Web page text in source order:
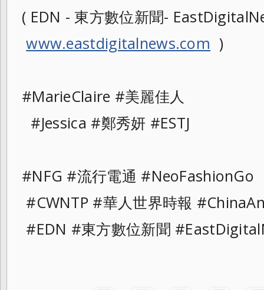
( EDN - 東方數位新聞-
www.eastdigitalnews.com )
#MarieClaire #美麗佳人
#Jessica #鄭秀妍 #ESTJ
#NFG #流行電通 #NeoFashionGo
#CWNTP #華人世界時報
#EDN #東方數位新聞